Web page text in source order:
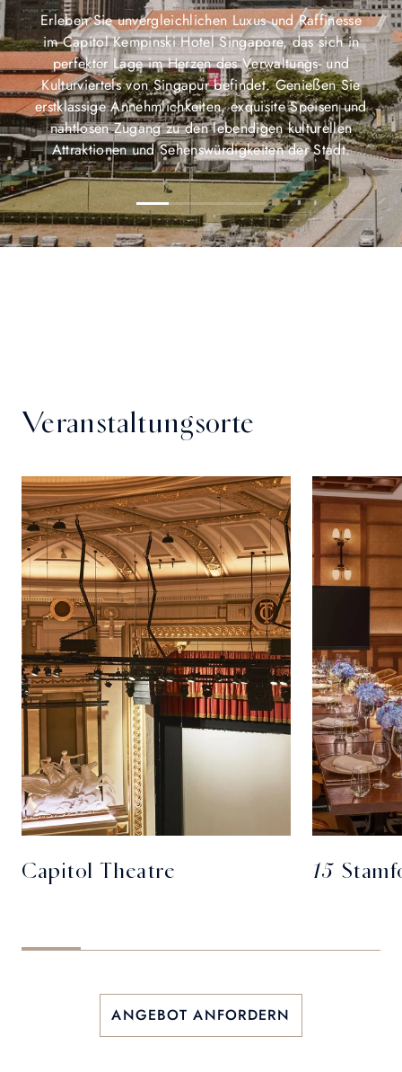
Erleben Sie unvergleichlichen Luxus und Raffinesse
im Capitol Kempinski Hotel Singapore, das sich in
perfekter Lage im Herzen des Verwaltungs- und
Kulturviertels von Singapur befindet. Genießen Sie
erstklassige Annehmlichkeiten, exquisite Speisen und
nahtlosen Zugang zu den lebendigen kulturellen
Attraktionen und Sehenswürdigkeiten der Stadt.
Veranstaltungsorte
Capitol Theatre 15
ANGEBOT ANFORDERN